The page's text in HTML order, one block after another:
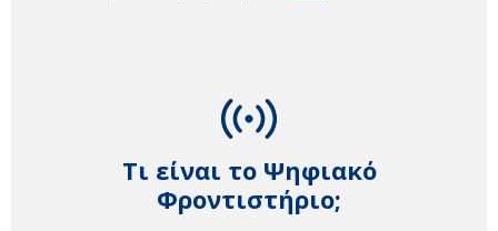
Τι είναι το Ψηφιακό
Φροντιστήριο;